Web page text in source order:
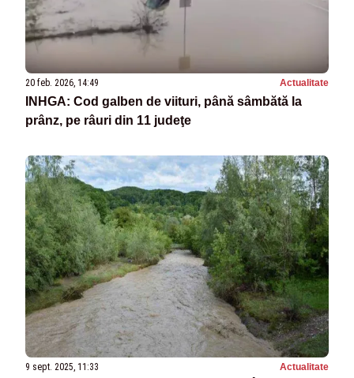
20 feb. 2026, 14:49 Actualitate
INHGA: Cod galben de viituri, până sâmbătă la
prânz, pe râuri din 11 judeţe
9 sept. 2025, 11:33 Actualitate